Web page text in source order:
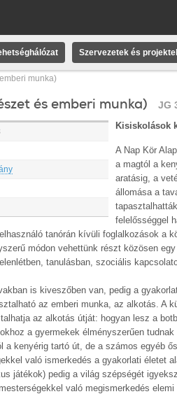
Szervezetek és
munka)
és emberi munka) JG
Kisiskolások
A Nap Kör
a magtól a
aratásig, a
állomása a
felelősséggel
tanórán kívüli foglalkozások a
módon vehettünk részt közösen
tanulásban, szociális
is kiveszőben van, pedig a
az emberi munka, az alkotás. A
az alkotás útját: hogyan lesz a
a gyermekek élményszerűen
a kenyérig tartó út, de a számos egyéb
való ismerkedés a gyakorlati életet
játékok) pedig a világ szépségét
való megismerkedés